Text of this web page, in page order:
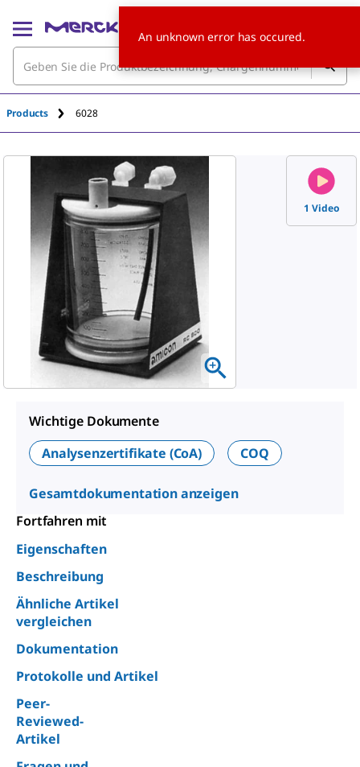
Products 6028
1 Video
Wichtige Dokumente
Analysenzertifikate (CoA)
COQ
Gesamtdokumentation anzeigen
Fortfahren mit
Eigenschaften
Beschreibung
Ähnliche Artikel
vergleichen
Dokumentation
Protokolle und Artikel
Peer-
Reviewed-
Artikel
An unknown error has occured.